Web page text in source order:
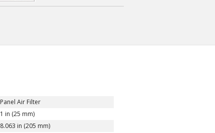
Panel Air Filter
1 in (25 mm)
8.063 in (205 mm)